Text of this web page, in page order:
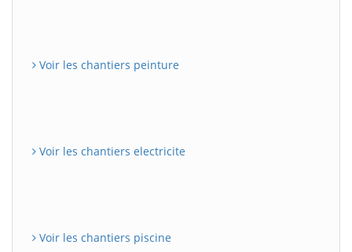
Voir les chantiers peinture
Voir les chantiers electricite
Voir les chantiers piscine